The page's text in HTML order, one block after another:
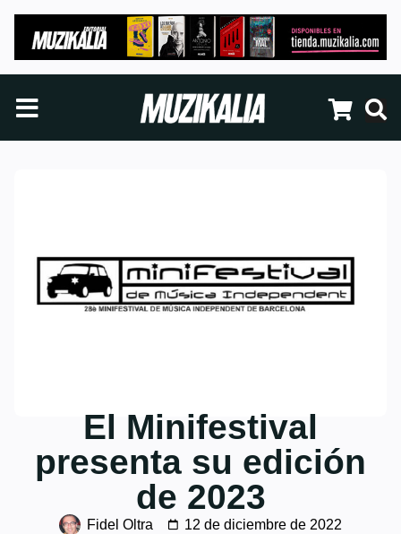
El Minifestival
presenta su edición
de 2023
Fidel Oltra 12 de diciembre de 2022